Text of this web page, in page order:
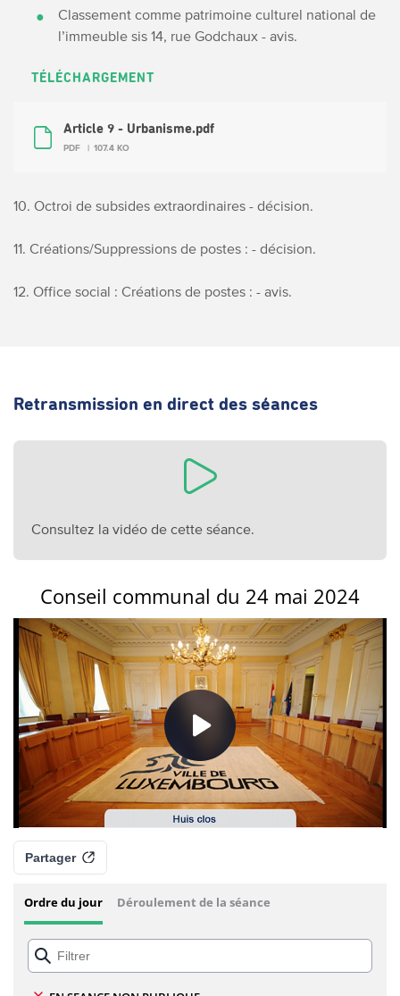
Classement comme patrimoine culturel national de
l’immeuble sis 14, rue Godchaux - avis.
TÉLÉCHARGEMENT
Article 9 - Urbanisme.pdf
PDF 107.4 KO
10. Octroi de subsides extraordinaires - décision.
11. Créations/Suppressions de postes : - décision.
12. Office social : Créations de postes : - avis.
Retransmission en direct des séances
Consultez la vidéo de cette séance.